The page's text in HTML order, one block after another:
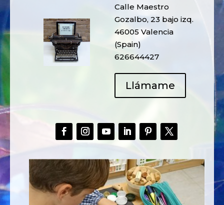
Calle Maestro
Gozalbo, 23 bajo izq.
46005 Valencia
(Spain)
626644427
Llámame